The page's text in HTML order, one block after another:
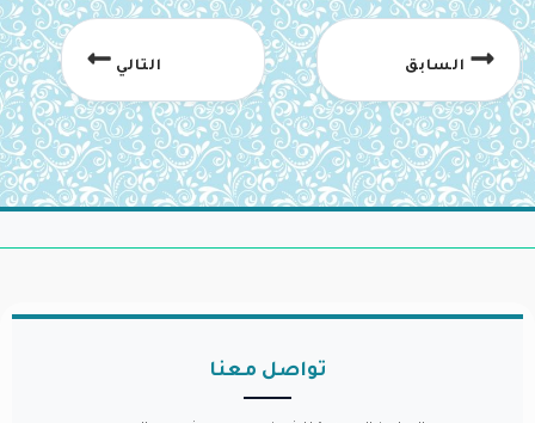
السابق التالي
تواصل معنا